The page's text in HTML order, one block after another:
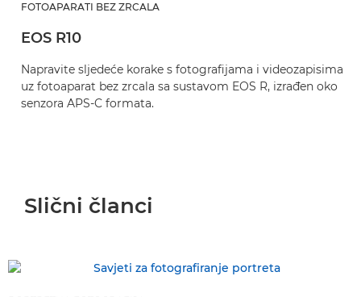
FOTOAPARATI BEZ ZRCALA
EOS R10
Napravite sljedeće korake s fotografijama i videozapisima
uz fotoaparat bez zrcala sa sustavom EOS R, izrađen oko
senzora APS-C formata.
Slični članci